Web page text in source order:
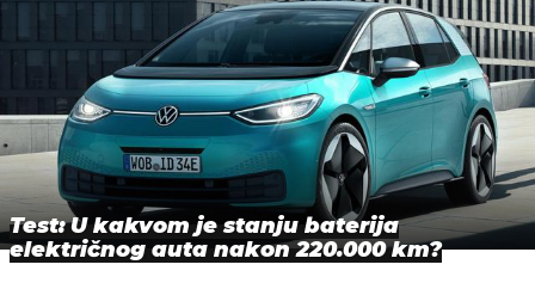
Test: U kakvom je stanju baterija
električnog auta nakon 220.000 km?